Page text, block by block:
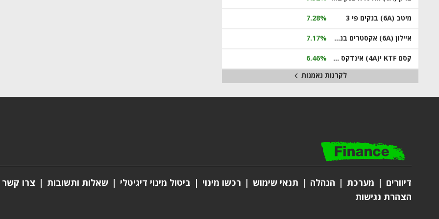
מיטב (6A) בנקים פי 3 7.28%
איילון (6A) אקסטרים בנקים פי 3 7.17%
קסם KTF י(4A) אינדקס מחשוב ענן ארה"ב מנוטרלת מט"ח
6.46%
לקרנות נאמנות
דיוורים מערכת הנהלה תנאי שימוש רכשו מינוי ביטול מינוי דיגיטלי שאלות ותשובות צרו קשר
הצהרת נגישות